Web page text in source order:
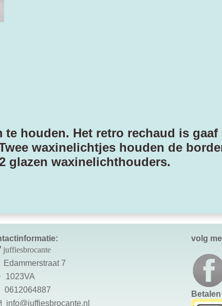
houden. Het retro rechaud is gaaf
waxinelichtjes houden de
glazen waxinelichthouders.
juffiesbrocante
Edammerstraat 7
1023VA
0612064887
info@juffiesbrocante.nl
volg
Betalen